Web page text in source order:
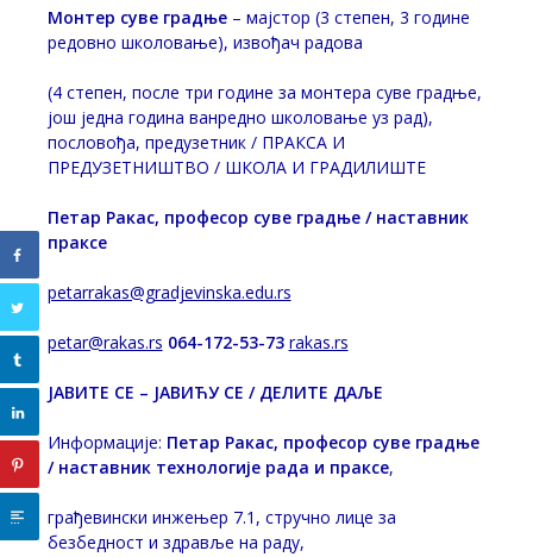
Mонтер суве градње– мајстор (3 степен, 3 године
редовно школовање), извођач радова
(4 степен, после три године за монтера суве градње,
још једна година ванредно школовање уз рад),
пословођа, предузетник / ПРАКСА И
ПРЕДУЗЕТНИШТВО / ШКОЛА И ГРАДИЛИШТЕ
Петар Ракас, професор суве градње / наставник
праксе
petarrakas@gradjevinska.edu.rs
petar@rakas.rs 064-172-53-73 rakas.rs
ЈАВИТЕ СЕ – ЈАВИЋУ СЕ / ДЕЛИТЕ ДАЉЕ
Информације: Петар Ракас, професор суве градње
/ наставник технологије рада и праксе,
грађевински инжењер 7.1, стручно лице за
безбедност и здравље на раду,